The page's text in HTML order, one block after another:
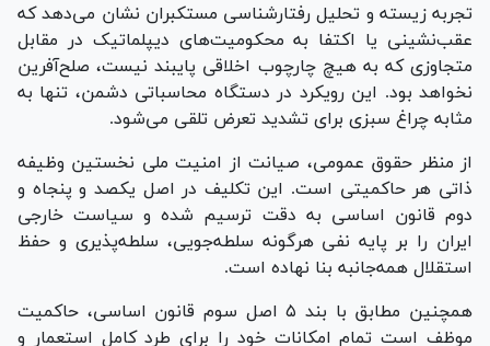
تجربه زیسته و تحلیل رفتارشناسی مستکبران نشان می‌دهد که
عقب‌نشینی یا اکتفا به محکومیت‌های دیپلماتیک در مقابل
متجاوزی که به هیچ چارچوب اخلاقی پایبند نیست، صلح‌آفرین
نخواهد بود. این رویکرد در دستگاه محاسباتی دشمن، تنها به
مثابه چراغ سبزی برای تشدید تعرض تلقی می‌شود.
از منظر حقوق عمومی، صیانت از امنیت ملی نخستین وظیفه
ذاتی هر حاکمیتی است. این تکلیف در اصل یکصد و پنجاه و
دوم قانون اساسی به دقت ترسیم شده و سیاست خارجی
ایران را بر پایه نفی هرگونه سلطه‌جویی، سلطه‌پذیری و حفظ
استقلال همه‌جانبه بنا نهاده است.
همچنین مطابق با بند ۵ اصل سوم قانون اساسی، حاکمیت
موظف است تمام امکانات خود را برای طرد کامل استعمار و